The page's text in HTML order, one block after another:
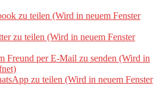
zu teilen (Wird in neuem Fenster
zu teilen (Wird in neuem Fenster
Freund per E-Mail zu senden (Wird in
zu teilen (Wird in neuem Fenster